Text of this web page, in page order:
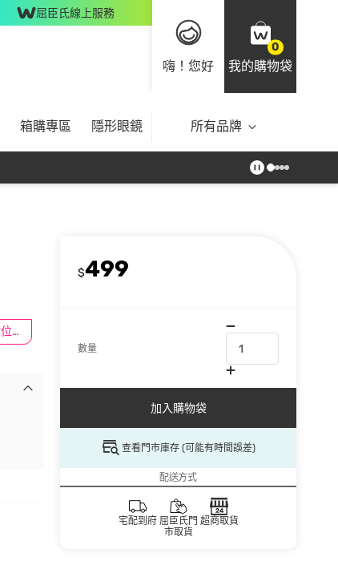
屈臣氏線上服務
嗨！您好
0
我的購物袋
箱購專區 隱形眼鏡 所有品牌
滿$100送數位印花
$499
數量
加入購物袋
查看門市庫存 (可能有時間誤差)
配送方式
宅配到府 屈臣氏門
市取貨
超商取貨